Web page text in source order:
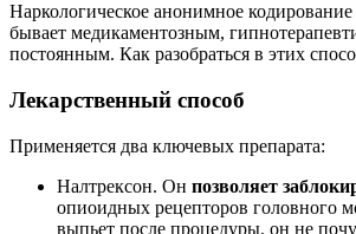
Наркологическое анонимное кодирование
бывает медикаментозным,
постоянным. Как разобраться в этих
Лекарственный способ
Применяется два ключевых препарата:
Налтрексон. Он позволяет
опиоидных рецепторов головного
выпьет после процедуры, он не